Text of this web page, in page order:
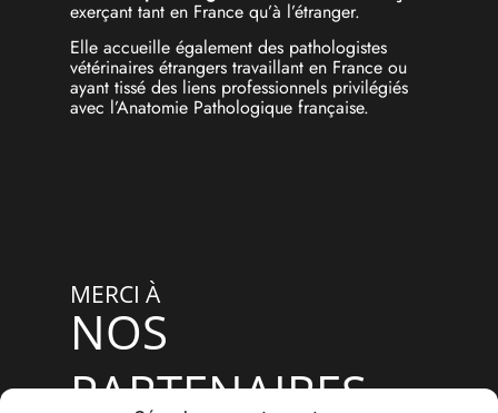
exerçant tant en France qu’à l’étranger.
Elle accueille également des pathologistes
vétérinaires étrangers travaillant en France ou
ayant tissé des liens professionnels privilégiés
avec l’Anatomie Pathologique française.
MERCI À
NOS
PARTENAIRES